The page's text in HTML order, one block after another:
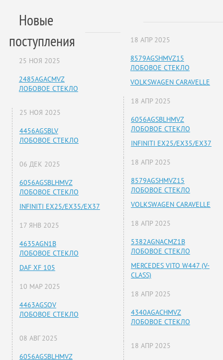
Новые
поступления
25 НОЯ 2025
2485AGACMVZ
ЛОБОВОЕ СТЕКЛО
25 НОЯ 2025
4456AGSBLV
ЛОБОВОЕ СТЕКЛО
06 ДЕК 2025
6056AGSBLHMVZ
ЛОБОВОЕ СТЕКЛО
INFINITI EX25/EX35/EX37
17 ЯНВ 2025
4635AGN1B
ЛОБОВОЕ СТЕКЛО
DAF XF 105
10 МАР 2025
4463AGSOV
ЛОБОВОЕ СТЕКЛО
08 АВГ 2025
6056AGSBLHMVZ
18 АПР 2025
8579AGSHMVZ15
ЛОБОВОЕ СТЕКЛО
VOLKSWAGEN CARAVELLE
18 АПР 2025
6056AGSBLHMVZ
ЛОБОВОЕ СТЕКЛО
INFINITI EX25/EX35/EX37
18 АПР 2025
8579AGSHMVZ15
ЛОБОВОЕ СТЕКЛО
VOLKSWAGEN CARAVELLE
18 АПР 2025
5382AGNACMZ1B
ЛОБОВОЕ СТЕКЛО
MERCEDES VITO W447 (V-
CLASS)
18 АПР 2025
4340AGACHMVZ
ЛОБОВОЕ СТЕКЛО
18 АПР 2025